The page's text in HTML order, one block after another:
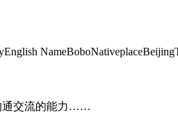
通交流的能力……